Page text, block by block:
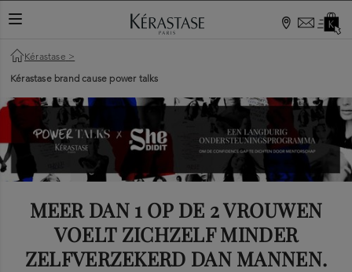
Kérastase >
Kérastase brand cause power talks
MEER DAN 1 OP DE 2 VROUWEN
VOELT ZICHZELF MINDER
ZELFVERZEKERD DAN MANNEN.